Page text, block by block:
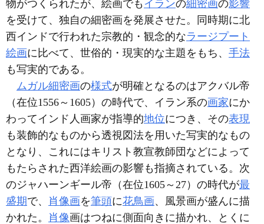
物がつくられたが、絵画でも イランの細密画の影響
を受けて、独自の細密画を発展させた。同時期に北
西インドで行われた宗教的・観念的なラージプート
絵画に比べて、世俗的・現実的な主題をもち、 手法
も写実的である。
ムガル細密画の様式が明確となるのはアクバル帝
（在位1556～1605）の時代で、イラン系の画家にか
わってインド人画家が指導的地位につき、その表現
も装飾的なものから透視図法を用いた写実的なもの
となり、これにはキリスト教宣教師団などによって
もたらされた西洋絵画の影響も指摘されている。次
のジャハーンギール帝（在位1605～27）の時代が最
盛期で、 肖像画を筆頭に花鳥画、風景画が盛んに描
かれた。 肖像画はつねに側面向きに描かれ、とくに